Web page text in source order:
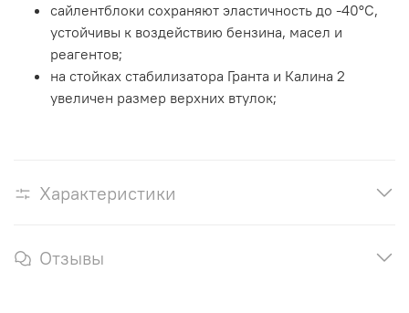
сайлентблоки сохраняют эластичность до -40°С,
устойчивы к воздействию бензина, масел и
реагентов;
на стойках стабилизатора Гранта и Калина 2
увеличен размер верхних втулок;
Характеристики
Отзывы